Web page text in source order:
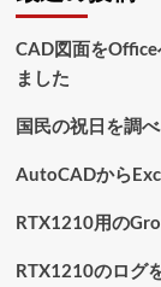
て
さ
読
ー
ジ
り
CAD図面を
ました
国民の祝日を調
AutoCADから
RTX1210用の
RTX1210のログ